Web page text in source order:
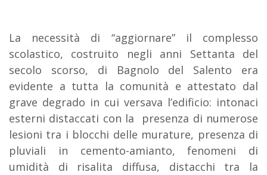
La necessità di “aggiornare” il complesso
scolastico, costruito negli anni Settanta del
secolo scorso, di Bagnolo del Salento era
evidente a tutta la comunità e attestato dal
grave degrado in cui versava l’edificio: intonaci
esterni distaccati con la presenza di numerose
lesioni tra i blocchi delle murature, presenza di
pluviali in cemento-amianto, fenomeni di
umidità di risalita diffusa, distacchi tra la